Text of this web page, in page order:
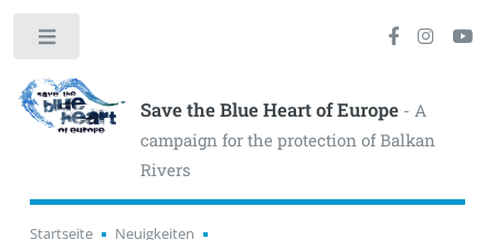
Save the Blue Heart of Europe- A
campaign for the protection of Balkan
Rivers
Startseite
Neuigkeiten